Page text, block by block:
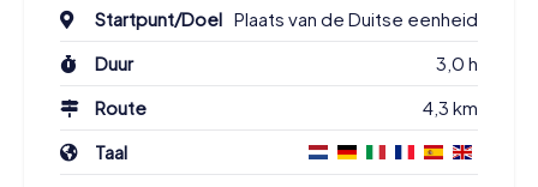
Startpunt/Doel Plaats van de Duitse eenheid
Duur
3,0 h
Route
4,3 km
Taal